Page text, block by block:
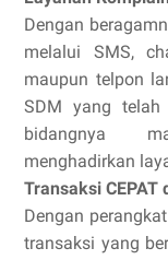
Dengan
melalui SMS,
maupun telpon
SDM yang
bidangnya
menghadirkan
Transaksi CEPAT
Dengan
transaksi yang